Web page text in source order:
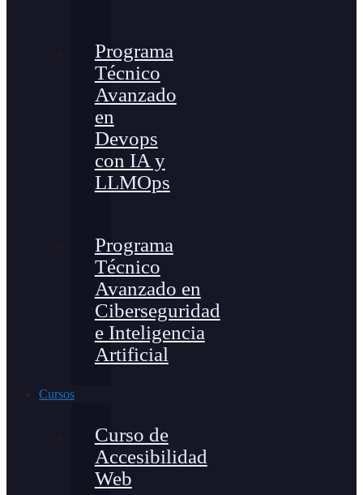
Programa
Técnico
Avanzado
en
Devops
con IA y
LLMOps
Programa
Técnico
Avanzado en
Ciberseguridad
e Inteligencia
Artificial
Cursos
Curso de
Accesibilidad
Web